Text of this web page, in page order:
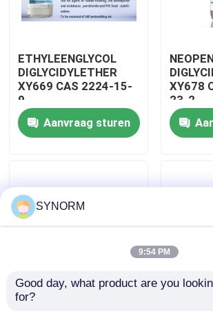
Ongeveer ons
Fabrieksreis
Kwaliteitscontrole
Contacteer ons
Alkyl Glycidyl Ether
ETHYLEENGLYCOL
DIGLYCIDYLETHER
XY669 CAS 2224-15-
9
Aanvraag sturen
XY678
23-2
Polypropyleenglycoldiglycidylethers
SYNORM
9:54 PM
Good day, what product are you
for?